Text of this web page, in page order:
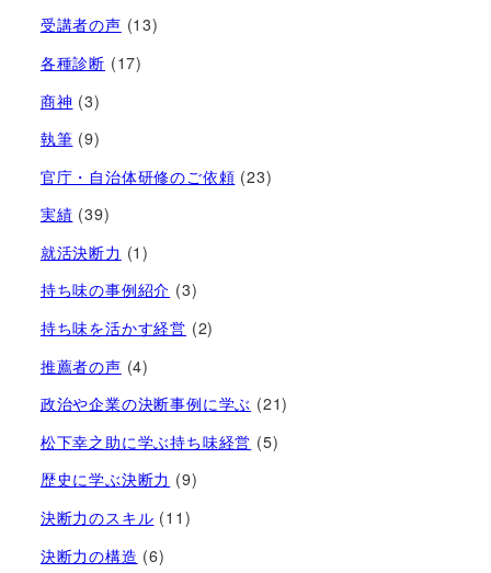
受講者の声 (13)
各種診断 (17)
商神 (3)
執筆 (9)
官庁・自治体研修のご依頼 (23)
実績 (39)
就活決断力 (1)
持ち味の事例紹介 (3)
持ち味を活かす経営​ (2)
推薦者の声 (4)
政治や企業の決断事例に学ぶ (21)
松下幸之助に学ぶ持ち味経営 (5)
歴史に学ぶ決断力 (9)
決断力のスキル (11)
決断力の構造 (6)